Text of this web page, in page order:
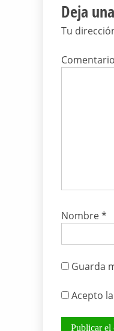
Deja
Tu
Comentario
Nombre*
Guarda
Acepto la